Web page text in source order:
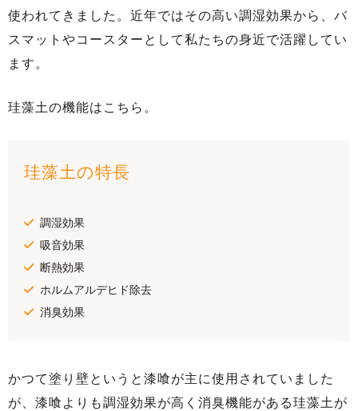
使われてきました。近年ではその高い調湿効果から、バ
スマットやコースターとして私たちの身近で活躍してい
ます。
珪藻土の機能はこちら。
珪藻土の特長
調湿効果
吸音効果
断熱効果
ホルムアルデヒド除去
消臭効果
かつて塗り壁というと漆喰が主に使用されていました
が、漆喰よりも調湿効果が高く消臭機能がある珪藻土が